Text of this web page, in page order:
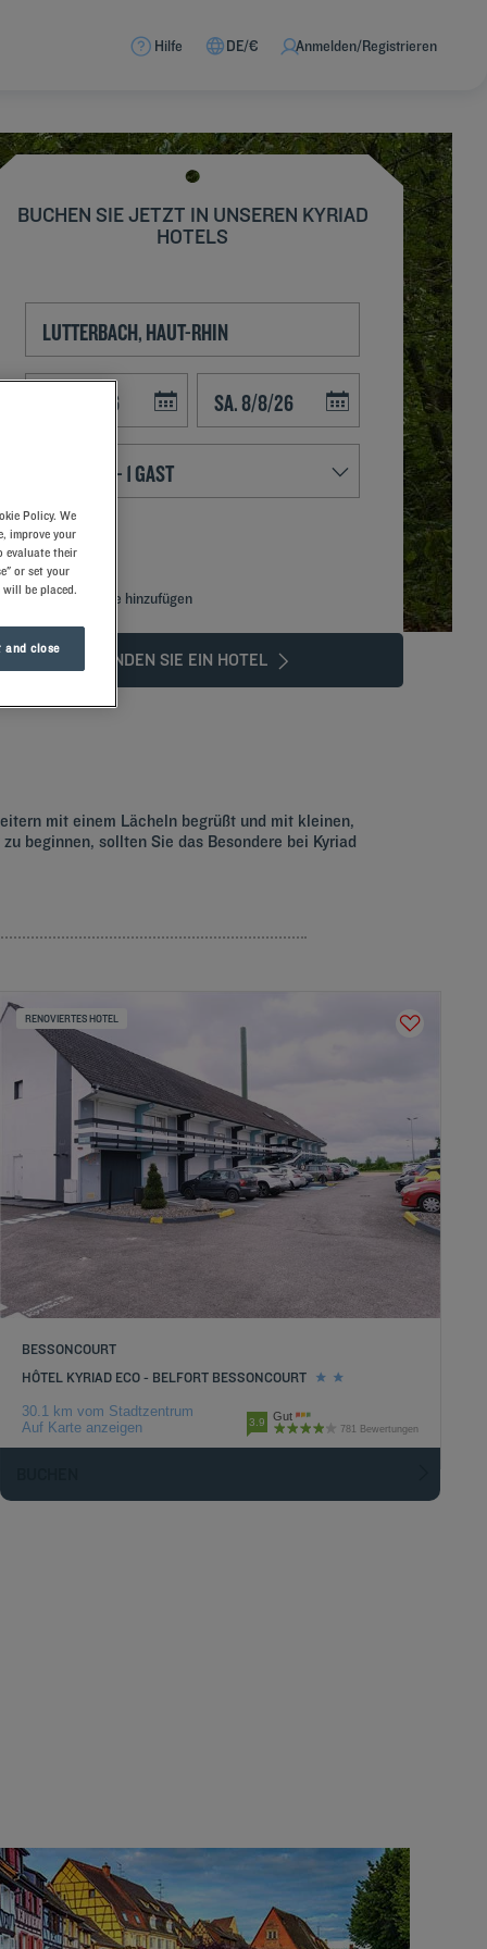
Hilfe DE/€ Anmelden/Registrieren
BUCHEN SIE JETZT IN UNSEREN KYRIAD
HOTELS
Navigate forward to interact with the calendar and select a date.
Navigate backward to interact with the
FINDEN SIE EIN HOTEL
Spezialcode hinzufügen
Stadt kennen!
mit einem Lächeln begrüßt und mit kleinen,
beginnen, sollten Sie das Besondere bei Kyriad
RENOVIERTES HOTEL
BESSONCOURT
HÔTEL KYRIAD ECO - BELFORT BESSONCOURT
30.1 km vom Stadtzentrum
Auf Karte anzeigen
3.9 Gut
781 Bewertungen
Policy. We
improve your
evaluate their
or set your
will be placed.
and close